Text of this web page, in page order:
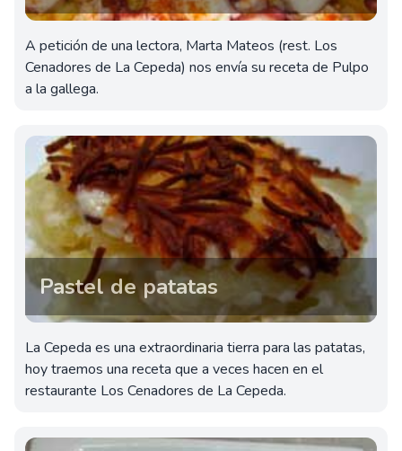
A petición de una lectora, Marta Mateos (rest. Los
Cenadores de La Cepeda) nos envía su receta de Pulpo
a la gallega.
Pastel de patatas
La Cepeda es una extraordinaria tierra para las patatas,
hoy traemos una receta que a veces hacen en el
restaurante Los Cenadores de La Cepeda.